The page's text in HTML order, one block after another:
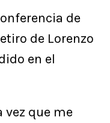
de
de Lorenzo
en el
vez que me